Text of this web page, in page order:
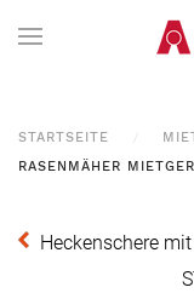
STARTSEITE
RASENMÄHER
Heckenschere